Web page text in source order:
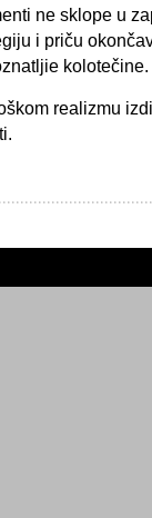
ne sklope u
i priču
kolotečine.
realizmu